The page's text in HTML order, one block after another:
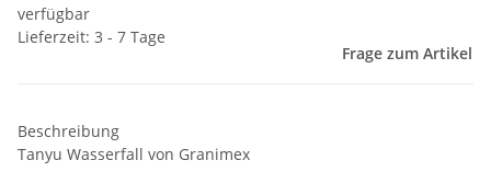
verfügbar
Lieferzeit: 3 - 7 Tage
Frage zum Artikel
Beschreibung
Tanyu Wasserfall von Granimex